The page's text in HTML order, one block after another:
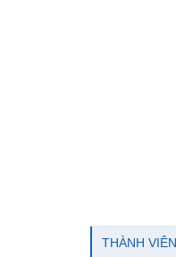
THÀNH